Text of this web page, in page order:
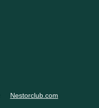
Nestorclub.com